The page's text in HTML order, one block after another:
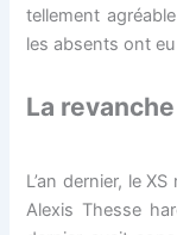
tellement
les absents ont
La
L’an dernier, le
Alexis Thesse